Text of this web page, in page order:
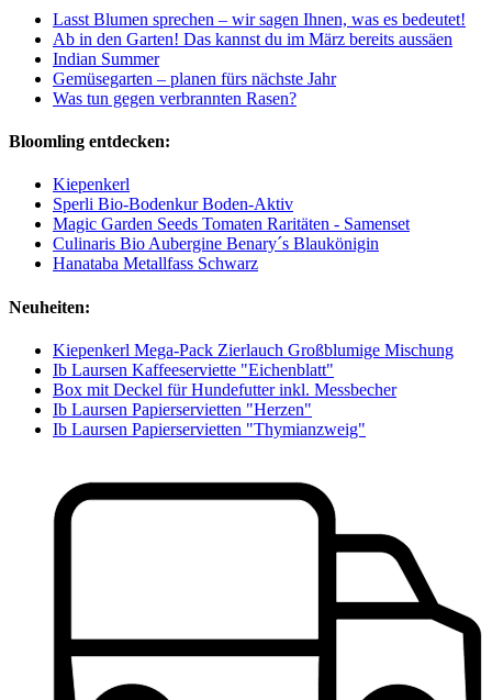
Lasst Blumen sprechen – wir sagen Ihnen, was es bedeutet!
Ab in den Garten! Das kannst du im März bereits aussäen
Indian Summer
Gemüsegarten – planen fürs nächste Jahr
Was tun gegen verbrannten Rasen?
Bloomling entdecken:
Kiepenkerl
Sperli Bio-Bodenkur Boden-Aktiv
Magic Garden Seeds Tomaten Raritäten - Samenset
Culinaris Bio Aubergine Benary´s Blaukönigin
Hanataba Metallfass Schwarz
Neuheiten:
Kiepenkerl Mega-Pack Zierlauch Großblumige Mischung
Ib Laursen Kaffeeserviette "Eichenblatt"
Box mit Deckel für Hundefutter inkl. Messbecher
Ib Laursen Papierservietten "Herzen"
Ib Laursen Papierservietten "Thymianzweig"